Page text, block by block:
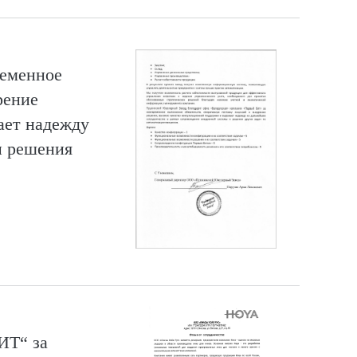
надежду
решения
за